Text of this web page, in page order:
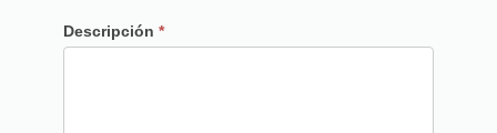
Descripción *